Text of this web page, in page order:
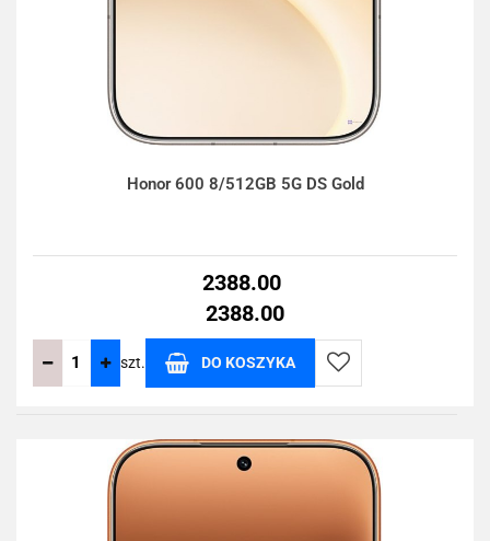
Honor 600 8/512GB 5G DS Gold
2388.00
2388.00
szt. DO KOSZYKA
Do
przechowalni